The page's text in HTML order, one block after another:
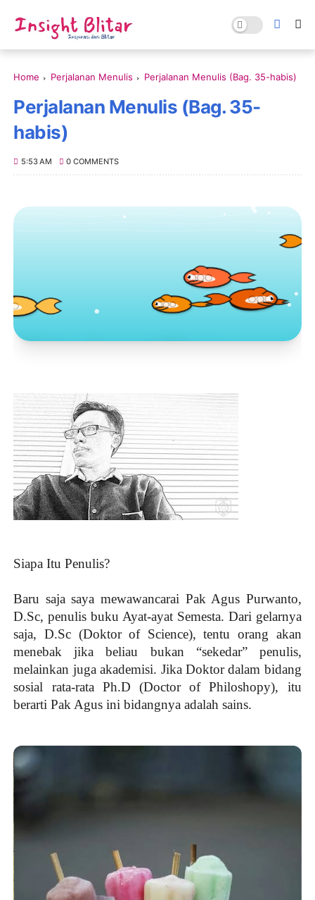
Home Perjalanan Menulis Perjalanan Menulis (Bag. 35-habis)
Perjalanan Menulis (Bag. 35-
habis)
5:53 AM 0 COMMENTS
Toko Jurnal Rasa
Siapa Itu Penulis?
Baru saja saya mewawancarai Pak Agus Purwanto,
D.Sc, penulis buku Ayat-ayat Semesta. Dari gelarnya
saja, D.Sc (Doktor of Science), tentu orang akan
menebak jika beliau bukan “sekedar” penulis,
melainkan juga akademisi. Jika Doktor dalam bidang
sosial rata-rata Ph.D (Doctor of Philoshopy), itu
berarti Pak Agus ini bidangnya adalah sains.